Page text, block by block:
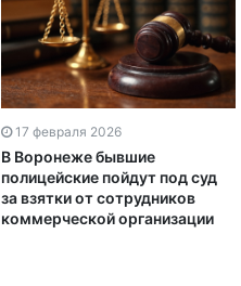
17 февраля 2026
В Воронеже бывшие
полицейские пойдут под суд
за взятки от сотрудников
коммерческой организации